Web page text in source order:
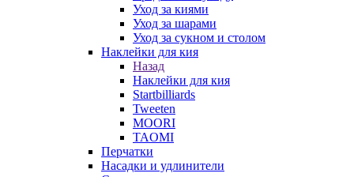
Уход за киями
Уход за шарами
Уход за сукном и столом
Наклейки для кия
Назад
Наклейки для кия
Startbilliards
Tweeten
MOORI
TAOMI
Перчатки
Насадки и удлинители